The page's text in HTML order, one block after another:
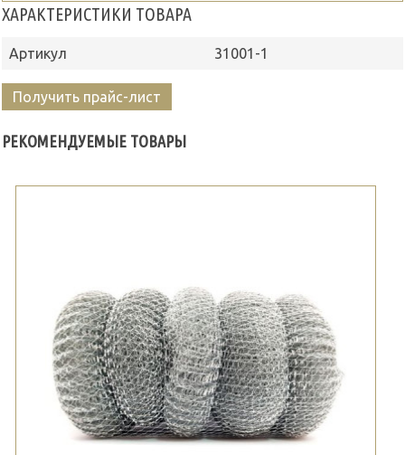
ХАРАКТЕРИСТИКИ ТОВАРА
Артикул 31001-1
Получить прайс-лист
РЕКОМЕНДУЕМЫЕ ТОВАРЫ